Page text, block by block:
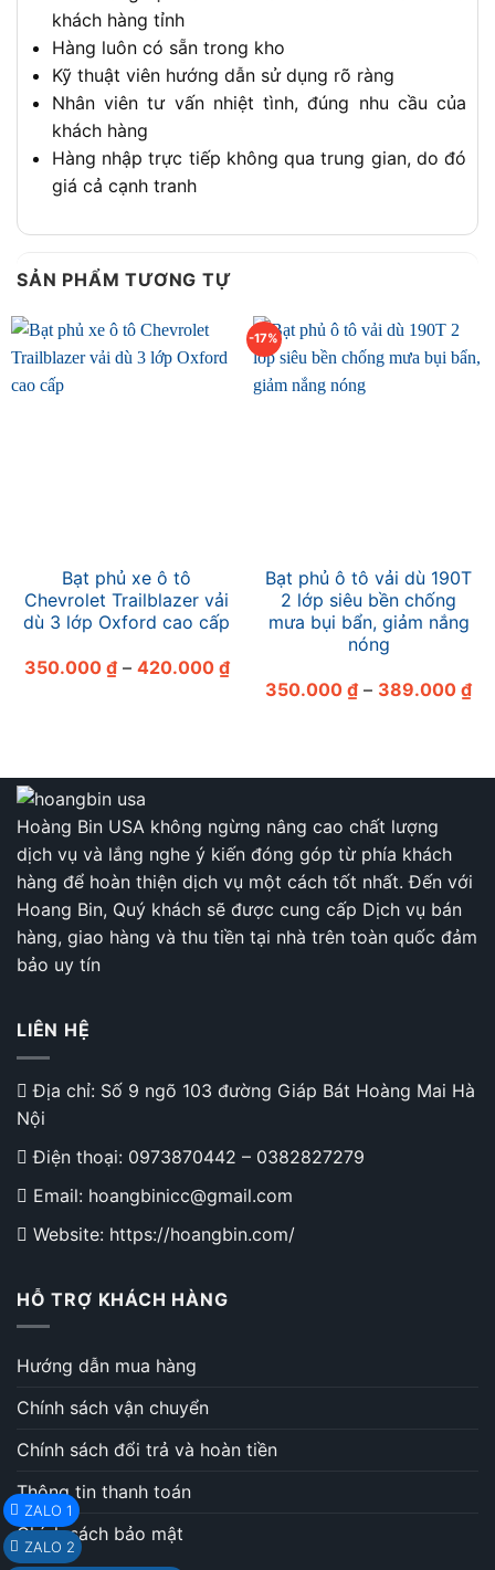
khách hàng tỉnh
Hàng luôn có sẵn trong kho
Kỹ thuật viên hướng dẫn sử dụng rõ ràng
Nhân viên tư vấn nhiệt tình, đúng nhu cầu của
khách hàng
Hàng nhập trực tiếp không qua trung gian, do đó
giá cả cạnh tranh
SẢN PHẨM TƯƠNG TỰ
Bạt phủ xe ô tô
Chevrolet Trailblazer vải
dù 3 lớp Oxford cao cấp
350.000 ₫ – 420.000 ₫Khoảng
giá:
-17%
Bạt phủ ô tô vải dù 190T
2 lớp siêu bền chống
mưa bụi bẩn, giảm nắng
nóng
350.000 ₫ – 389.000 ₫
Hoàng Bin USA không ngừng nâng cao chất lượng
dịch vụ và lắng nghe ý kiến đóng góp từ phía khách
hàng để hoàn thiện dịch vụ một cách tốt nhất. Đến với
Hoang Bin, Quý khách sẽ được cung cấp Dịch vụ bán
hàng, giao hàng và thu tiền tại nhà trên toàn quốc đảm
bảo uy tín
LIÊN HỆ
Địa chỉ: Số 9 ngõ 103 đường Giáp Bát Hoàng Mai Hà
Nội
Điện thoại: 0973870442 – 0382827279
Email: hoangbinicc@gmail.com
Website: https://hoangbin.com/
HỖ TRỢ KHÁCH HÀNG
Hướng dẫn mua hàng
Chính sách vận chuyển
Chính sách đổi trả và hoàn tiền
Thông tin thanh toán
Chính sách bảo mật
ZALO 1
ZALO 2